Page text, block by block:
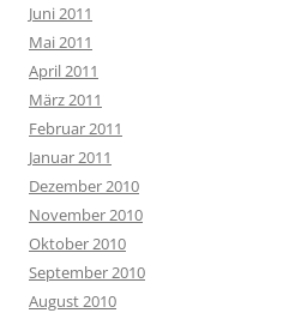
Juni 2011
Mai 2011
April 2011
März 2011
Februar 2011
Januar 2011
Dezember 2010
November 2010
Oktober 2010
September 2010
August 2010